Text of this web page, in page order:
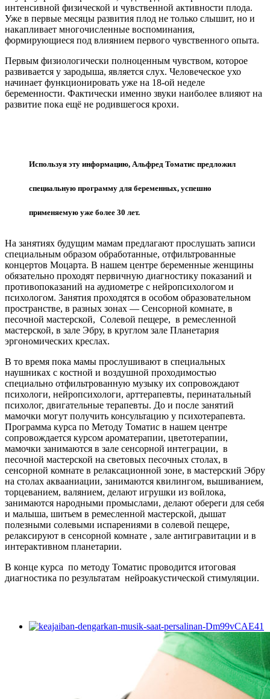
интенсивной физической и чувственной активности плода.
Уже в первые месяцы развития плод не только слышит, но и
накапливает многочисленные воспоминания,
формирующиеся под влиянием первого чувственного опыта.
Первым физиологически полноценным чувством, которое
развивается у зародыша, является слух. Человеческое ухо
начинает функционировать уже на 18-ой неделе
беременности. Фактически именно звуки наиболее влияют на
развитие пока ещё не родившегося крохи.
Используя эту информацию, Альфред Томатис предложил
специальную программу для беременных, успешно
применяемую уже более 30 лет.
На занятиях будущим мамам предлагают прослушать записи
специальным образом обработанные, отфильтрованные
концертов Моцарта. В нашем центре беременные женщины
обязательно проходят первичную диагностику показаний и
противопоказаний на аудиометре с нейропсихологом и
психологом. Занятия проходятся в особом образовательном
пространстве, в разных зонах — Сенсорной комнате, в
песочной мастерской, Солевой пещере, в ремесленной
мастерской, в зале Эбру, в круглом зале Планетария
эргономических креслах.
В то время пока мамы прослушивают в специальных
наушниках с костной и воздушной проходимостью
специально отфильтрованную музыку их сопровождают
психологи, нейропсихологи, арттерапевты, перинатальный
психолог, двигательные терапевты. До и после занятий
мамочки могут получить консультацию у психотерапевта.
Программа курса по Методу Томатис в нашем центре
сопровождается курсом ароматерапии, цветотерапии,
мамочки занимаются в зале сенсорной интеграции, в
песочной мастерской на световых песочных столах, в
сенсорной комнате в релаксационной зоне, в мастерский Эбру
на столах аквааниации, занимаются квилингом, вышиванием,
торцеванием, валянием, делают игрушки из войлока,
занимаются народными промыслами, делают обереги для себя
и малыша, шитьем в ремесленной мастерской, дышат
полезными солевыми испарениями в солевой пещере,
релаксируют в сенсорной комнате , зале антигравитации и в
интерактивном планетарии.
В конце курса по методу Томатис проводится итоговая
диагностика по результатам нейроакустической стимуляции.